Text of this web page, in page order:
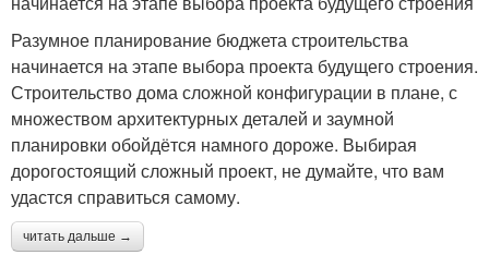
Разумное планирование бюджета строительства
начинается на этапе выбора проекта будущего строения.
Строительство дома сложной конфигурации в плане, с
множеством архитектурных деталей и заумной
планировки обойдётся намного дороже. Выбирая
дорогостоящий сложный проект, не думайте, что вам
удастся справиться самому.
читать дальше →